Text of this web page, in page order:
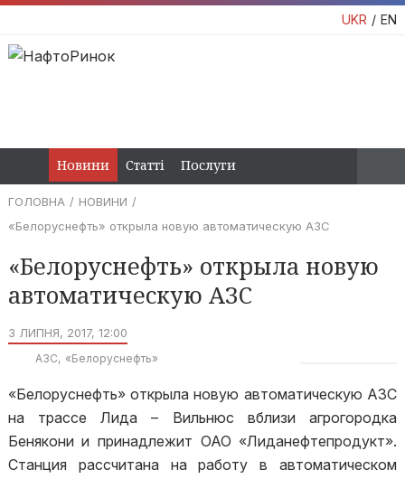
UKR EN
Новини Статті Послуги
ГОЛОВНА
НОВИНИ
«Белоруснефть» открыла новую автоматическую АЗС
«Белоруснефть» открыла новую
автоматическую АЗС
3 ЛИПНЯ, 2017, 12:00
АЗС «Белоруснефть»
«Белоруснефть» открыла новую автоматическую АЗС
на трассе Лида – Вильнюс вблизи агрогородка
Бенякони и принадлежит ОАО «Лиданефтепродукт».
Станция рассчитана на работу в автоматическом